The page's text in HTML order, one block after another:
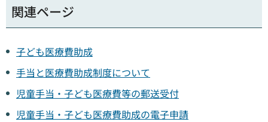
関連ページ
子ども医療費助成
手当と医療費助成制度について
児童手当・子ども医療費等の郵送受付
児童手当・子ども医療費助成の電子申請